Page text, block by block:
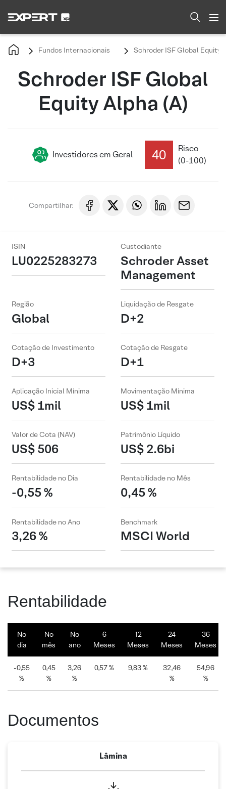
Fundos Internacionais Schroder ISF Global Equity
Schroder ISF Global
Equity Alpha (A)
Investidores em Geral 40
Risco
(0-100)
Compartilhar:
ISIN
LU0225283273
Custodiante
Schroder Asset
Management
Região
Global
Liquidação de Resgate
D+2
Cotação de Investimento
D+3
Cotação de Resgate
D+1
Aplicação Inicial Mínima
US$ 1mil
Movimentação Mínima
US$ 1mil
Valor de Cota (NAV)
US$ 506
Patrimônio Líquido
US$ 2.6bi
Rentabilidade no Dia
-0,55 %
Rentabilidade no Mês
0,45 %
Rentabilidade no Ano
3,26 %
Benchmark
MSCI World
Rentabilidade
No
dia
No
mês
No
ano
6
Meses
12
Meses
24
Meses
36
Meses
-0,55
%
0,45
%
3,26
%
0,57 % 9,83 %
32,46
%
54,96
%
Documentos
Lâmina